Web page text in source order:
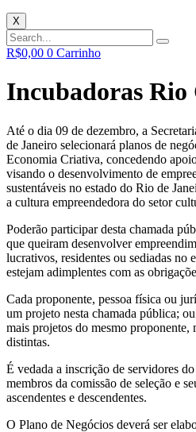
X
R$0,00 0 Carrinho
Incubadoras
Até o dia 09 de dezembro, a
de Janeiro selecionará planos de
Economia Criativa, concedendo
visando o desenvolvimento de
sustentáveis no estado do Rio de
a cultura empreendedora do setor
Poderão participar desta chamada
que queiram desenvolver
lucrativos, residentes ou sediadas no
estejam adimplentes com as
Cada proponente, pessoa física ou
um projeto nesta chamada pública;
mais projetos do mesmo proponente,
distintas.
É vedada a inscrição de servidores
membros da comissão de seleção e
ascendentes e descendentes.
O Plano de Negócios deverá ser